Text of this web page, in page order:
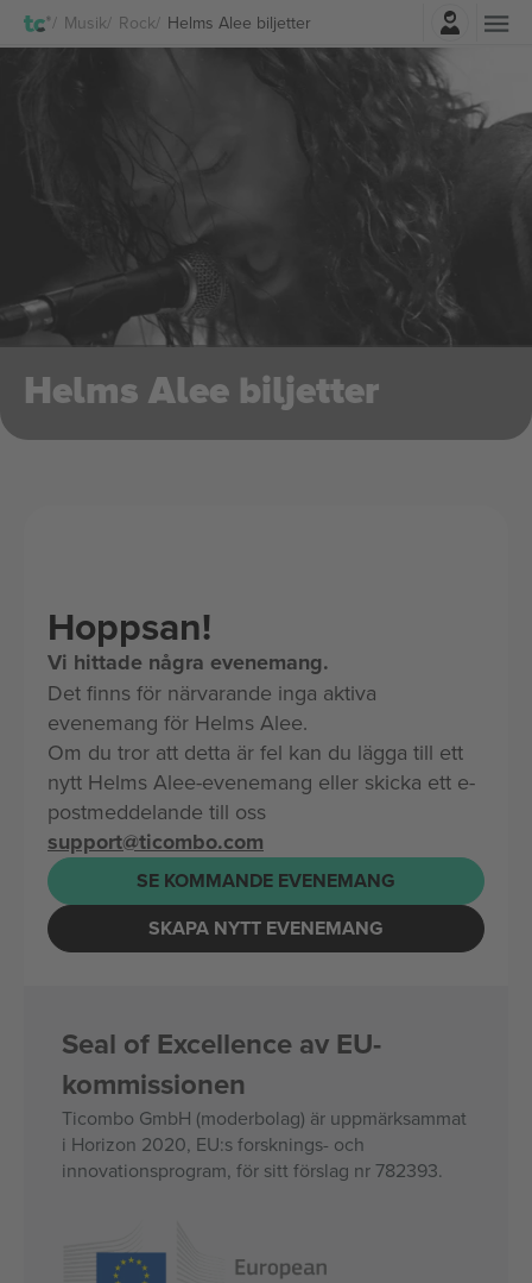
Musik Rock Helms Alee biljetterLogga in
Helms Alee biljetter
Hoppsan!
Vi hittade några evenemang.
Det finns för närvarande inga aktiva
evenemang för Helms Alee.
Om du tror att detta är fel kan du lägga till ett
nytt Helms Alee-evenemang eller skicka ett e-
postmeddelande till oss
support@ticombo.com
SE KOMMANDE EVENEMANG
SKAPA NYTT EVENEMANG
Seal of Excellence av EU-
kommissionen
Ticombo GmbH (moderbolag) är uppmärksammat
i Horizon 2020, EU:s forsknings- och
innovationsprogram, för sitt förslag nr 782393.